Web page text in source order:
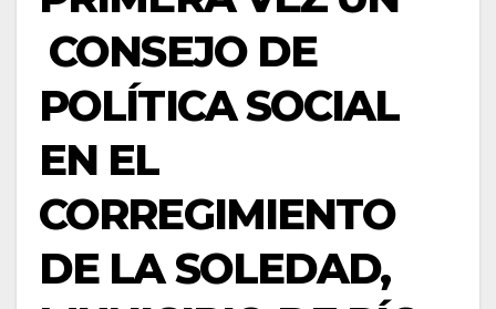
CONSEJO DE
POLÍTICA SOCIAL
EN EL
CORREGIMIENTO
DE LA SOLEDAD,